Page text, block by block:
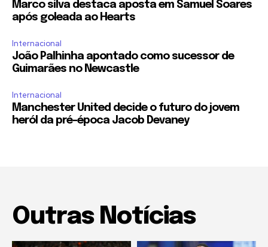
Marco silva destaca aposta em Samuel Soares
após goleada ao Hearts
Internacional
João Palhinha apontado como sucessor de
Guimarães no Newcastle
Internacional
Manchester United decide o futuro do jovem
heróI da pré-época Jacob Devaney
Outras Notícias